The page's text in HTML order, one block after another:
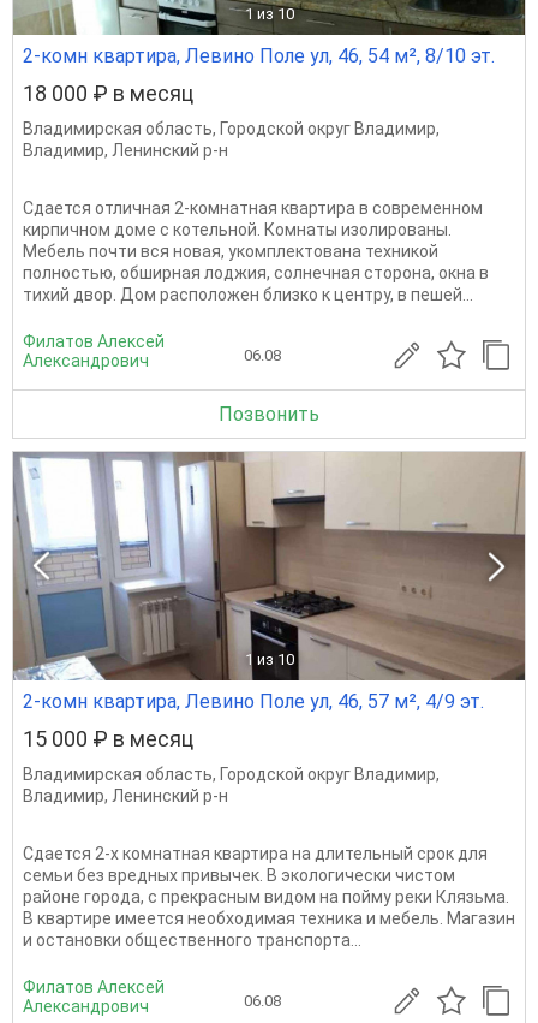
1 из 10
2-комн квартира, Левино Поле ул, 46, 54 м², 8/10 эт.
18 000 ₽ в месяц
Владимирская область, Городской округ Владимир,
Владимир, Ленинский р-н
Сдается отличная 2-комнатная квартира в современном
кирпичном доме с котельной. Комнаты изолированы.
Мебель почти вся новая, укомплектована техникой
полностью, обширная лоджия, солнечная сторона, окна в
тихий двор. Дом расположен близко к центру, в пешей...
Филатов Алексей
Александрович
06.08
Позвонить
1 из 10
2-комн квартира, Левино Поле ул, 46, 57 м², 4/9 эт.
15 000 ₽ в месяц
Владимирская область, Городской округ Владимир,
Владимир, Ленинский р-н
Сдается 2-х комнатная квартира на длительный срок для
семьи без вредных привычек. В экологически чистом
районе города, с прекрасным видом на пойму реки Клязьма.
В квартире имеется необходимая техника и мебель. Магазин
и остановки общественного транспорта...
Филатов Алексей
Александрович
06.08